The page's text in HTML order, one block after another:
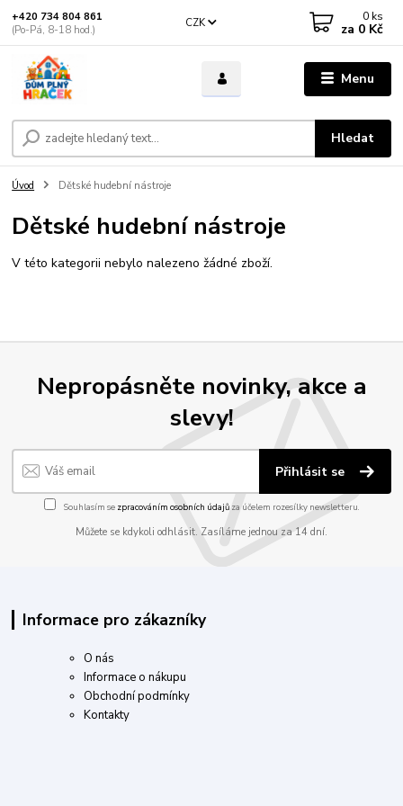
Menu
CZK
Hledat
+420 734 804 861
(Po-Pá, 8-18 hod.)
0 ks
za 0 Kč
Úvod Dětské hudební nástroje
Dětské hudební nástroje
V této kategorii nebylo nalezeno žádné zboží.
Nepropásněte novinky, akce a
slevy!
Přihlásit se
Souhlasím se zpracováním osobních údajůza účelem rozesílky newsletteru.
Můžete se kdykoli odhlásit. Zasíláme jednou za 14 dní.
Informace pro zákazníky
O nás
Informace o nákupu
Obchodní podmínky
Kontakty